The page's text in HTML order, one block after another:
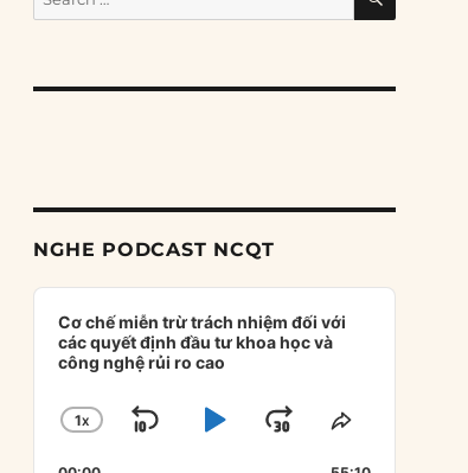
for:
NGHE PODCAST NCQT
Audio
Player
Cơ chế miễn trừ trách nhiệm đối với
các quyết định đầu tư khoa học và
công nghệ rủi ro cao
CHANGE
1X
SKIPPLAYJUMPSHARE